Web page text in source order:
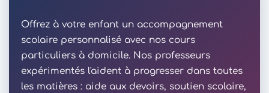
Offrez à votre enfant un accompagnement
scolaire personnalisé avec nos cours
particuliers à domicile. Nos professeurs
expérimentés l'aident à progresser dans toutes
les matières : aide aux devoirs, soutien scolaire,